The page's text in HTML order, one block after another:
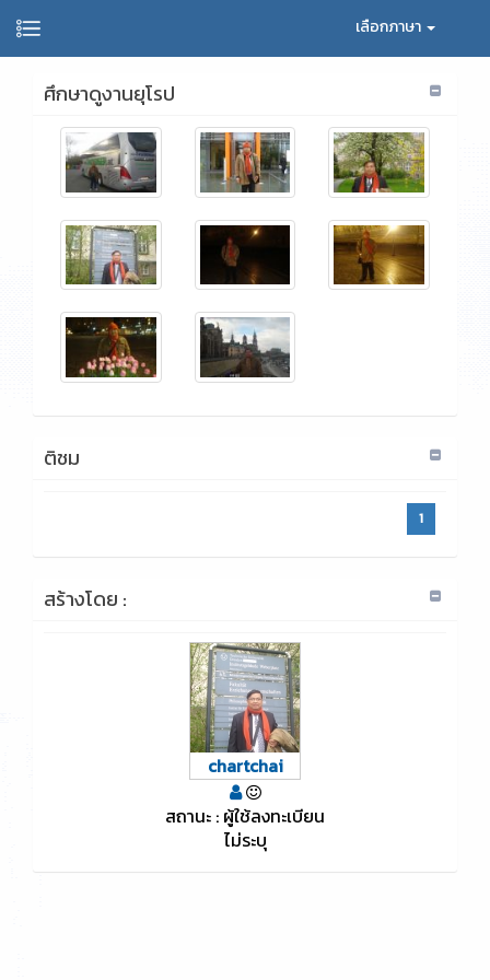
เลือกภาษา
ศึกษาดูงานยุโรป
ติชม
1
สร้างโดย :
chartchai
สถานะ : ผู้ใช้ลงทะเบียน
ไม่ระบุ